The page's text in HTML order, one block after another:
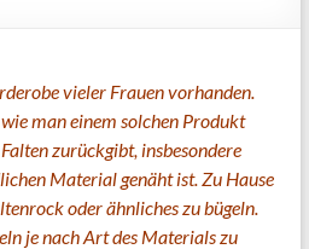
vieler Frauen vorhanden.
man einem solchen Produkt
zurückgibt, insbesondere
Material genäht ist. Zu Hause
oder ähnliches zu bügeln.
je nach Art des Materials zu